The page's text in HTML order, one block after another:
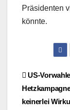
Präsidenten
könnte.
US-
keinerlei